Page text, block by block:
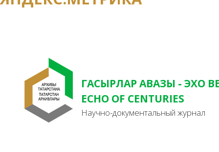
ГАСЫРЛАР АВАЗЫ - ЭХО
ECHO OF CENTURIES
Научно-документальный журнал